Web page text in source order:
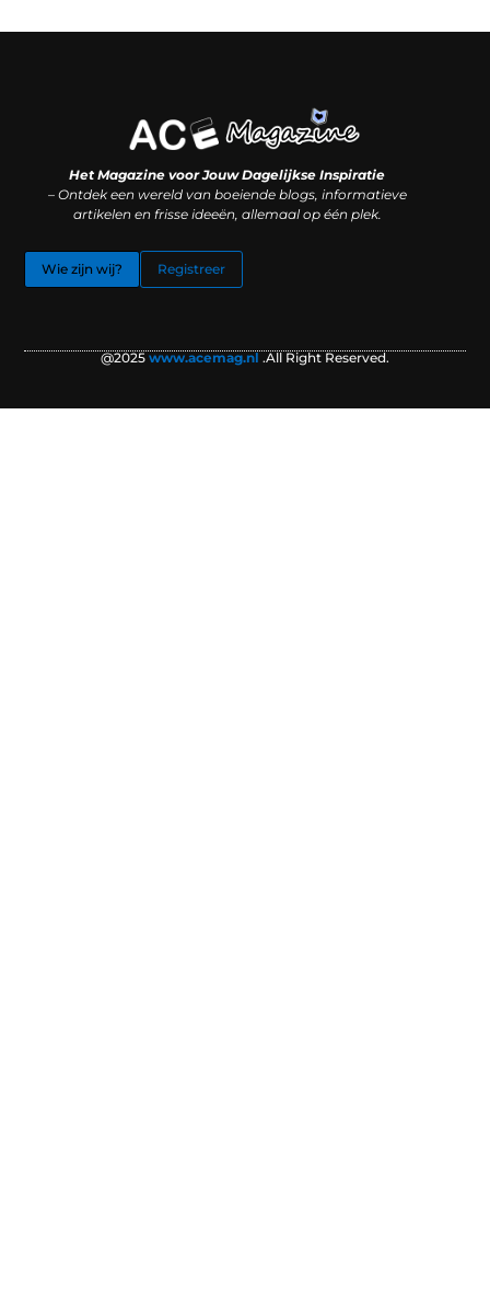
Het Magazine voor Jouw Dagelijkse Inspiratie
– Ontdek een wereld van boeiende blogs, informatieve
artikelen en frisse ideeën, allemaal op één plek.
Wie zijn wij? Registreer
@2025www.acemag.nl .All Right Reserved.